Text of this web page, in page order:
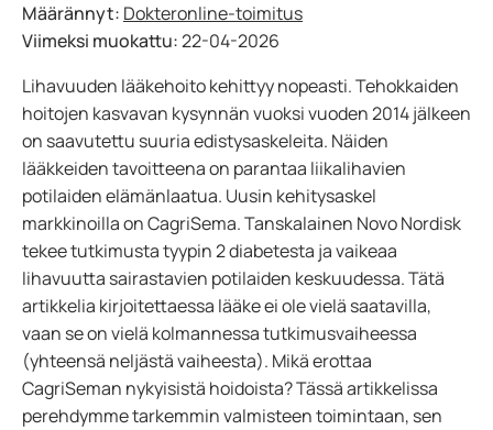
Määrännyt: Dokteronline-toimitus
Viimeksi muokattu:22-04-2026
Lihavuuden lääkehoito kehittyy nopeasti. Tehokkaiden
hoitojen kasvavan kysynnän vuoksi vuoden 2014 jälkeen
on saavutettu suuria edistysaskeleita. Näiden
lääkkeiden tavoitteena on parantaa liikalihavien
potilaiden elämänlaatua. Uusin kehitysaskel
markkinoilla on CagriSema. Tanskalainen Novo Nordisk
tekee tutkimusta tyypin 2 diabetesta ja vaikeaa
lihavuutta sairastavien potilaiden keskuudessa. Tätä
artikkelia kirjoitettaessa lääke ei ole vielä saatavilla,
vaan se on vielä kolmannessa tutkimusvaiheessa
(yhteensä neljästä vaiheesta). Mikä erottaa
CagriSeman nykyisistä hoidoista? Tässä artikkelissa
perehdymme tarkemmin valmisteen toimintaan, sen